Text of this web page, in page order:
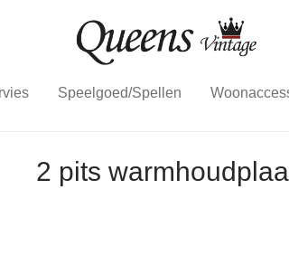
Speelgoed/Spellen
2 pits